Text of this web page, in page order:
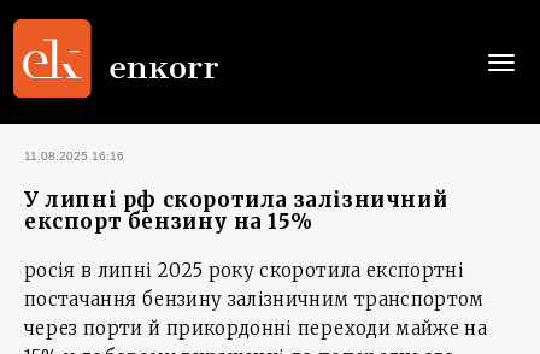
11.08.2025 16:16
У липні рф скоротила залізничний
експорт бензину на 15%
росія в липні 2025 року скоротила експортні
постачання бензину залізничним транспортом
через порти й прикордонні переходи майже на